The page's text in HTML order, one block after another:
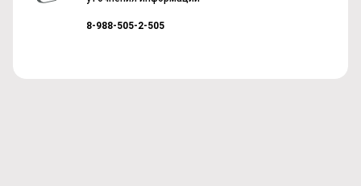
8-988-505-2-505